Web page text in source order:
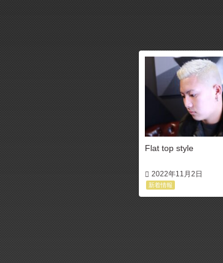
Flat top style
2022年11月2日
新着情報